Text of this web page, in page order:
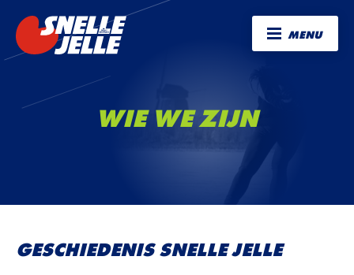
MENU
WIE WE ZIJN
GESCHIEDENIS SNELLE JELLE